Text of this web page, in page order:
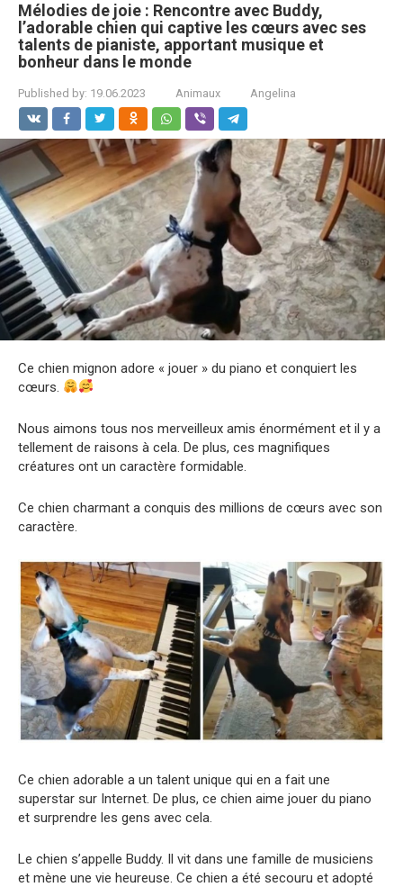
Mélodies de joie : Rencontre avec Buddy,
l’adorable chien qui captive les cœurs avec ses
talents de pianiste, apportant musique et
bonheur dans le monde
Published by: 19.06.2023 Animaux Angelina
Ce chien mignon adore « jouer » du piano et conquiert les
cœurs.
Nous aimons tous nos merveilleux amis énormément et il y a
tellement de raisons à cela. De plus, ces magnifiques
créatures ont un caractère formidable.
Ce chien charmant a conquis des millions de cœurs avec son
caractère.
Ce chien adorable a un talent unique qui en a fait une
superstar sur Internet. De plus, ce chien aime jouer du piano
et surprendre les gens avec cela.
Le chien s’appelle Buddy. Il vit dans une famille de musiciens
et mène une vie heureuse. Ce chien a été secouru et adopté